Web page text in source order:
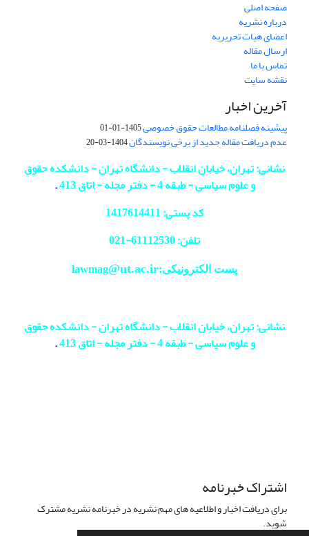
صفحه اصلی
درباره نشریه
اعضای هیات تحریریه
ارسال مقاله
تماس با ما
نقشه سایت
آخرین اخبار
پیشینه فصلنامه مطالعات حقوق خصوصی1405-01-01
عدم دریافت مقاله جدید از برخی نویسندگان1404-03-20
نشانی: تهران، خیابان انقلاب - دانشگاه تهران - دانشکده حقوق
و علوم سیاسی - طبقه 4 - دفتر مجله - اتاق 413
.
کد پستی: 1417614411
تلفن: 61112530-
021
پست الکترونیکی:lawmag@ut.ac.ir
نشانی: تهران، خیابان انقلاب - دانشگاه تهران - دانشکده حقوق
و علوم سیاسی - طبقه 4 - دفتر مجله - اتاق 413
.
اشتراک خبرنامه
برای دریافت اخبار و اطلاعیه های مهم نشریه در خبرنامه نشریه مشترک
شوید.